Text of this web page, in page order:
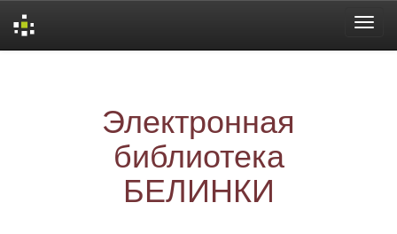
Электронная
библиотека
БЕЛИНКИ